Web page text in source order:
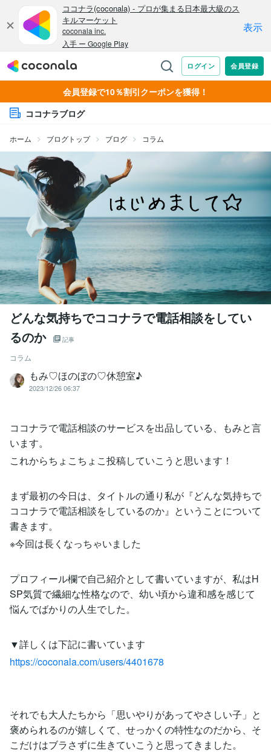
会員登録で10％割引クーポンを獲得！
ココナラブログ
ホーム ブログトップ ブログ コラム
どんな気持ちでココナラで電話相談をしてい
るのか
記事
コラム
もみ♡ほのぼの♡休憩室♪
2023/12/26 06:37
ココナラで電話相談のサービスを出品している、もみと言
います。
これからちょこちょこ投稿していこうと思います！
まず最初の今日は、タイトルの通り私が『どんな気持ちで
ココナラで電話相談をしているのか』ということについて
書きます。
※今回は長くなっちゃいました
プロフィール欄で自己紹介として書いていますが、私はH
SP気質で繊細な性格なので、幼い頃から違和感を感じて
悩んでばかりの人生でした。
▼詳しくは下記に書いています
https://coconala.com/users/4401678
それでも大人たちから「思いやりがあってやさしい子」と
褒められるのが嬉しくて、せっかくの特性なのだから、そ
こだけはブラさずに生きていこうと思ってきました。